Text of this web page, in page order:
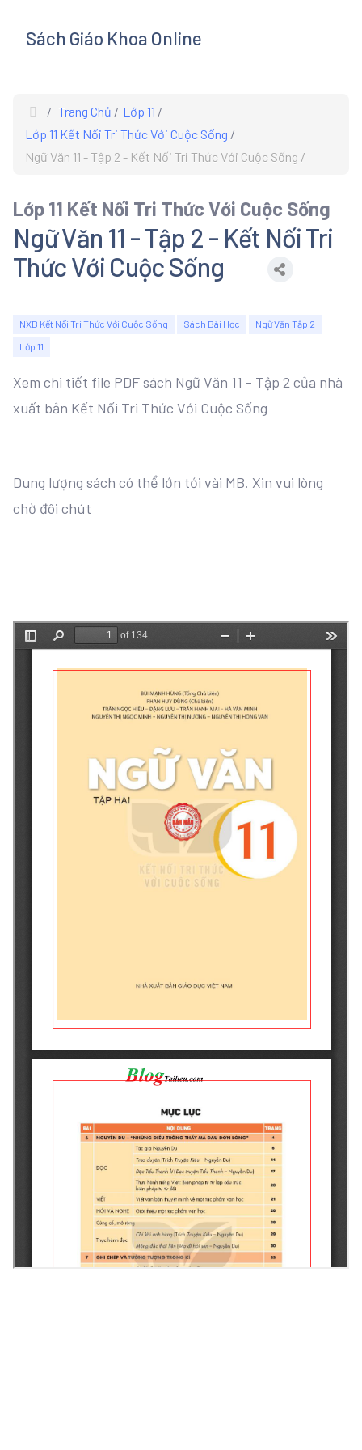
Sách Giáo Khoa Online
Trang Chủ
Lớp 11
Lớp 11 Kết Nối Tri Thức Với Cuộc Sống
Ngữ Văn 11 - Tập 2 - Kết Nối Tri Thức Với Cuộc Sống
Lớp 11 Kết Nối Tri Thức Với Cuộc Sống
Ngữ Văn 11 - Tập 2 - Kết Nối Tri
Thức Với Cuộc Sống
NXB Kết Nối Tri Thức Với Cuộc Sống Sách Bài Học
Ngữ Văn Tập 2
Lớp 11
Xem chi tiết file PDF sách Ngữ Văn 11 - Tập 2 của nhà
xuất bản Kết Nối Tri Thức Với Cuộc Sống
Dung lượng sách có thể lớn tới vài MB. Xin vui lòng
chờ đôi chút